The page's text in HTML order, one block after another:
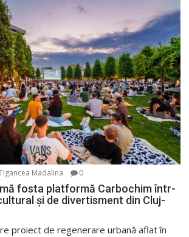
Madalina 0
fosta platformă Carbochim într-
și de divertisment din Cluj-
proiect de regenerare urbană aflat în